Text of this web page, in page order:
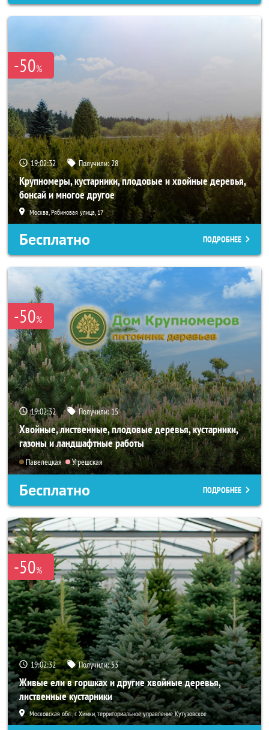
-50%
19:02:30 Получили:28
Крупномеры, кустарники, плодовые и хвойные деревья,
бонсай и многое другое
Москва, Рябиновая улица, 17
Бесплатно ПОДРОБНЕЕ
-50%
19:02:30 Получили:15
Хвойные, лиственные, плодовые деревья, кустарники,
газоны и ландшафтные работы
Павелецкая Угрешская
Бесплатно ПОДРОБНЕЕ
-50%
19:02:30 Получили:53
Живые ели в горшках и другие хвойные деревья,
лиственные кустарники
Московская обл., г. Химки, территориальное управление Кутузовское